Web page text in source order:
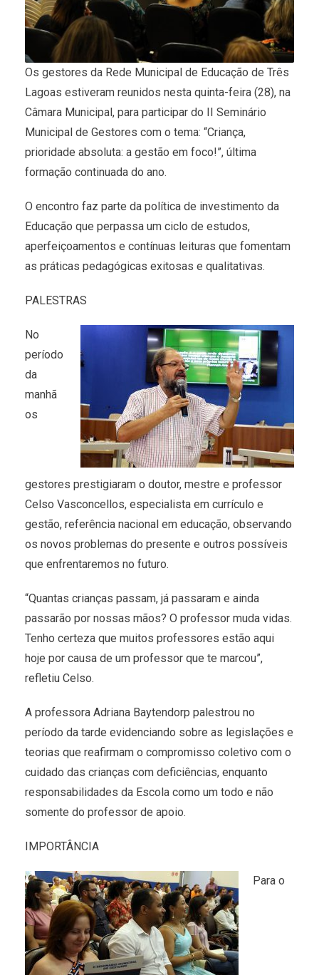
Os gestores da Rede Municipal de Educação de Três
Lagoas estiveram reunidos nesta quinta-feira (28), na
Câmara Municipal, para participar do II Seminário
Municipal de Gestores com o tema: “Criança,
prioridade absoluta: a gestão em foco!”, última
formação continuada do ano.
O encontro faz parte da política de investimento da
Educação que perpassa um ciclo de estudos,
aperfeiçoamentos e contínuas leituras que fomentam
as práticas pedagógicas exitosas e qualitativas.
PALESTRAS
No
período
da
manhã
os
gestores prestigiaram o doutor, mestre e professor
Celso Vasconcellos, especialista em currículo e
gestão, referência nacional em educação, observando
os novos problemas do presente e outros possíveis
que enfrentaremos no futuro.
“Quantas crianças passam, já passaram e ainda
passarão por nossas mãos? O professor muda vidas.
Tenho certeza que muitos professores estão aqui
hoje por causa de um professor que te marcou”,
refletiu Celso.
A professora Adriana Baytendorp palestrou no
período da tarde evidenciando sobre as legislações e
teorias que reafirmam o compromisso coletivo com o
cuidado das crianças com deficiências, enquanto
responsabilidades da Escola como um todo e não
somente do professor de apoio.
IMPORTÂNCIA
Para o